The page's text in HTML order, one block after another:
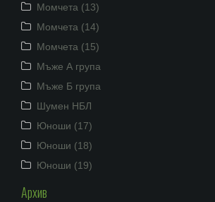
Момчета (13)
Момчета (14)
Момчета (15)
Мъже А група
Мъже Б група
Шумен НБЛ
Юноши (17)
Юноши (18)
Юноши (19)
Архив